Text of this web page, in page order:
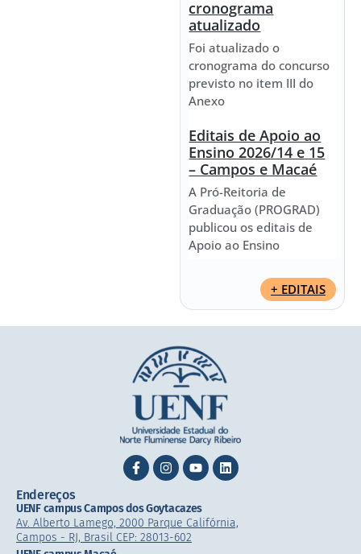
cronograma
atualizado
Foi atualizado o
cronograma do concurso
previsto no item III do
Anexo
Editais de Apoio ao
Ensino 2026/14 e 15
– Campos e Macaé
A Pró-Reitoria de
Graduação (PROGRAD)
publicou os editais de
Apoio ao Ensino
+ EDITAIS
Endereços
UENF campus Campos dos Goytacazes
Av. Alberto Lamego, 2000 Parque Califórnia,
Campos - RJ, Brasil CEP: 28013-602